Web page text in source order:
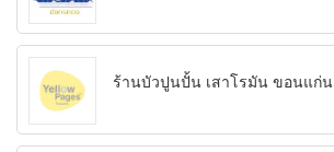
ร้านบัวปูนปั้น เสาโรมัน ขอนแก่น